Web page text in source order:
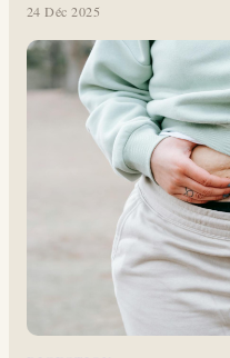
24 Déc 2025